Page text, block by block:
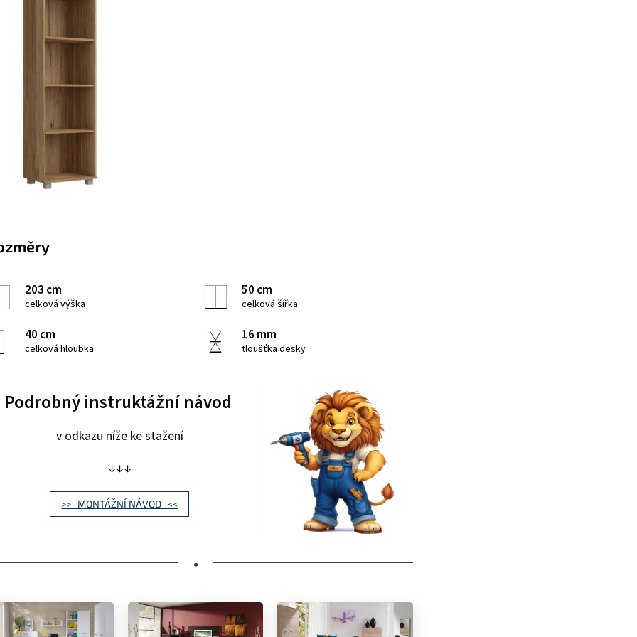
203 cm
celková výška
50 cm
celková šířka
40 cm
celková hloubka
16 mm
tloušťka desky
Podrobný instruktážní návod
v odkazu níže ke stažení
↓↓↓
>> MONTÁŽNÍ NÁVOD <<
•